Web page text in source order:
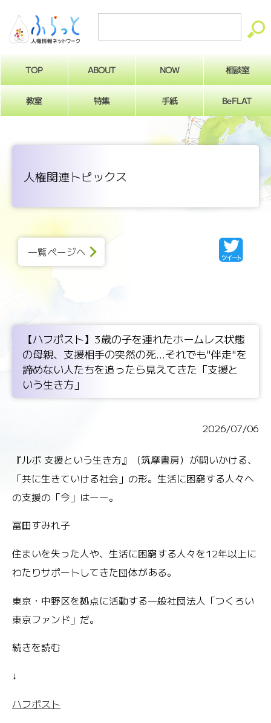
TOP ABOUT NOW 相談室
教室 特集 手紙 BeFLAT
人権関連トピックス
一覧ページへ
【ハフポスト】3歳の子を連れたホームレス状態
の母親、支援相手の突然の死...それでも"伴走"を
諦めない人たちを追ったら見えてきた「支援と
いう生き方」
2026/07/06
『ルポ 支援という生き方』（筑摩書房）が問いかける、
「共に生きていける社会」の形。生活に困窮する人々へ
の支援の「今」はーー。
冨田すみれ子
住まいを失った人や、生活に困窮する人々を12年以上に
わたりサポートしてきた団体がある。
東京・中野区を拠点に活動する一般社団法人「つくろい
東京ファンド」だ。
続きを読む
↓
ハフポスト